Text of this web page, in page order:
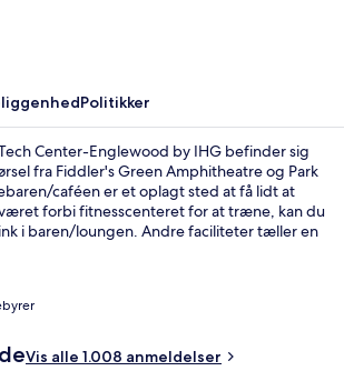
Politikker
Center-Englewood by IHG befinder sig
fra Fiddler's Green Amphitheatre og Park
caféen er et oplagt sted at få lidt at
forbi fitnesscenteret for at træne, kan du
i baren/loungen. Andre faciliteter tæller en
og beliggenhed.
kun en kort gåtur fra offentlig transport:
13 minutter derfra.
Vis alle 1.008 anmeldelser